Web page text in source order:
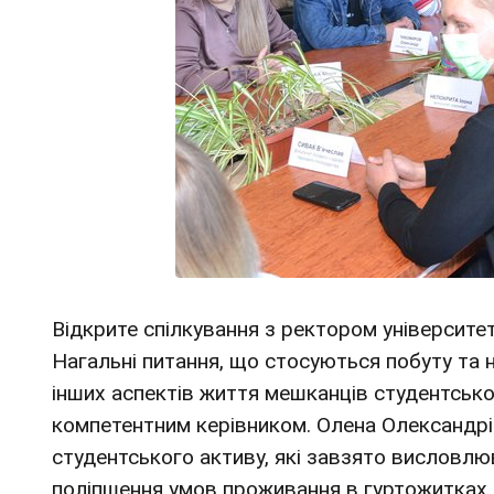
Відкрите спілкування з ректором
Нагальні питання, що стосуються побуту та
інших аспектів життя мешканців
компетентним керівником. Олена
студентського активу, які завзято